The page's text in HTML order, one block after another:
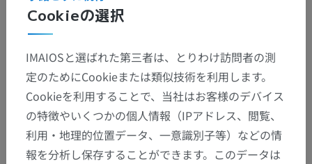
Cookieの選択
IMAIOSと選ばれた第三者は、とりわけ訪問者の測
定のためにCookieまたは類似技術を利用します。
Cookieを利用することで、当社はお客様のデバイス
の特徴やいくつかの個人情報（IPアドレス、閲覧、
利用・地理的位置データ、一意識別子等）などの情
報を分析し保存することができます。このデータは